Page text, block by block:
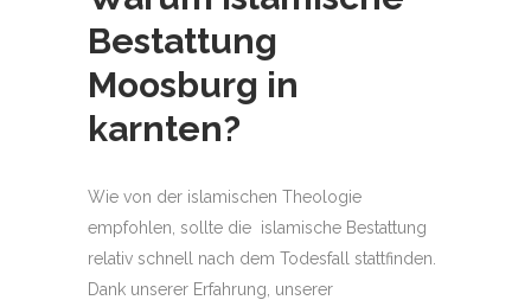
Bestattung
Moosburg in
karnten?
Wie von der islamischen Theologie
empfohlen, sollte die islamische Bestattung
relativ schnell nach dem Todesfall stattfinden.
Dank unserer Erfahrung, unserer